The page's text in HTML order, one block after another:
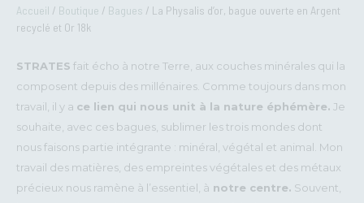
Accueil / Boutique / Bagues / La Physalis d’or, bague ouverte en Argent
recyclé et Or 18k
STRATES fait écho à notre Terre, aux couches minérales qui la
composent depuis des millénaires. Comme toujours dans mon
travail, il y a ce lien qui nous unit à la nature éphémère. Je
souhaite, avec ces bagues, sublimer les trois mondes dont
nous faisons partie intégrante : minéral, végétal et animal. Mon
travail des matières, des empreintes végétales et des métaux
précieux nous ramène à l’essentiel, à notre centre. Souvent,